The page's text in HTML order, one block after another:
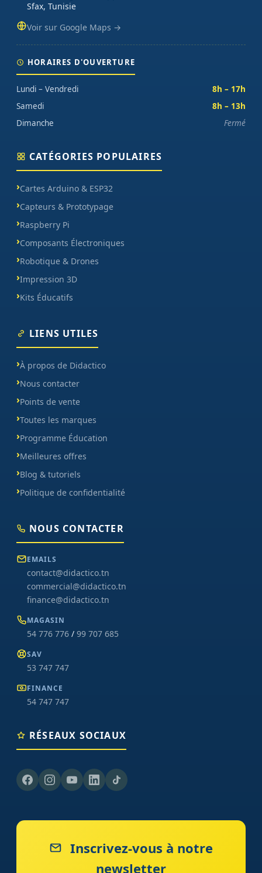
Sfax, Tunisie
Voir sur Google Maps →
HORAIRES D'OUVERTURE
Lundi – Vendredi
8h – 17h
Samedi
8h – 13h
Dimanche
Fermé
CATÉGORIES POPULAIRES
Cartes Arduino & ESP32
Capteurs & Prototypage
Raspberry Pi
Composants Électroniques
Robotique & Drones
Impression 3D
Kits Éducatifs
LIENS UTILES
À propos de Didactico
Nous contacter
Points de vente
Toutes les marques
Programme Éducation
Meilleures offres
Blog & tutoriels
Politique de confidentialité
NOUS CONTACTER
EMAILS
contact@didactico.tn
commercial@didactico.tn
finance@didactico.tn
MAGASIN
54 776 776 / 99 707 685
SAV
53 747 747
FINANCE
54 747 747
RÉSEAUX SOCIAUX
Inscrivez-vous à notre
newsletter